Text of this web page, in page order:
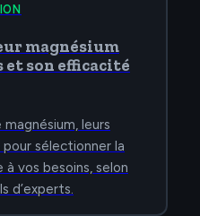
magnésium
et son efficacité
leurs
sélectionner la
vos besoins, selon
d’experts.